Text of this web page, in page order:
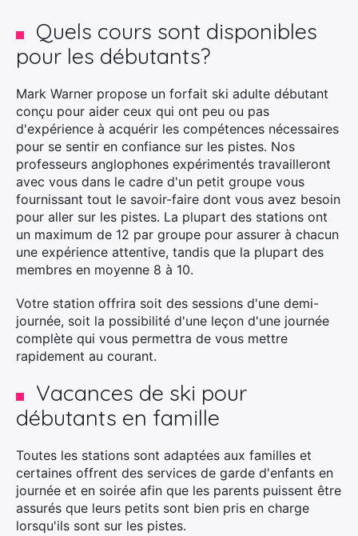
Quels cours sont disponibles
pour les débutants?
Mark Warner propose un forfait ski adulte débutant
conçu pour aider ceux qui ont peu ou pas
d'expérience à acquérir les compétences nécessaires
pour se sentir en confiance sur les pistes. Nos
professeurs anglophones expérimentés travailleront
avec vous dans le cadre d'un petit groupe vous
fournissant tout le savoir-faire dont vous avez besoin
pour aller sur les pistes. La plupart des stations ont
un maximum de 12 par groupe pour assurer à chacun
une expérience attentive, tandis que la plupart des
membres en moyenne 8 à 10.
Votre station offrira soit des sessions d'une demi-
journée, soit la possibilité d'une leçon d'une journée
complète qui vous permettra de vous mettre
rapidement au courant.
Vacances de ski pour
débutants en famille
Toutes les stations sont adaptées aux familles et
certaines offrent des services de garde d'enfants en
journée et en soirée afin que les parents puissent être
assurés que leurs petits sont bien pris en charge
lorsqu'ils sont sur les pistes.
×
Rechercher